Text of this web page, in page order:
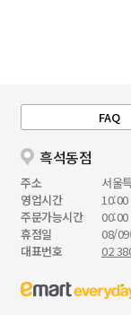
FAQ
흑석동점
주소
서울
영업시간
주문가능시간
휴점일
08/
대표번호
02